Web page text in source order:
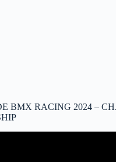
BMX RACING 2024 –